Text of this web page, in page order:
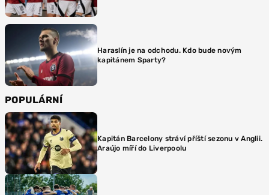
Haraslín je na odchodu. Kdo bude novým
kapitánem Sparty?
POPULÁRNÍ
Kapitán Barcelony stráví příští sezonu v Anglii.
Araújo míří do Liverpoolu